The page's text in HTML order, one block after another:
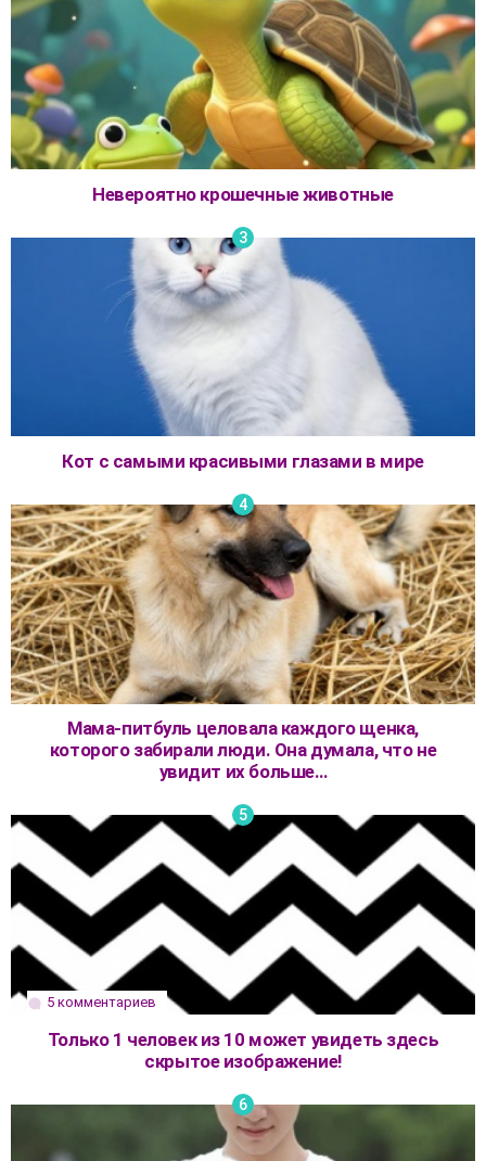
Невероятно крошечные животные
Кот с самыми красивыми глазами в мире
Мама-питбуль целовала каждого щенка,
которого забирали люди. Она думала, что не
увидит их больше…
5 комментариев
Только 1 человек из 10 может увидеть здесь
скрытое изображение!